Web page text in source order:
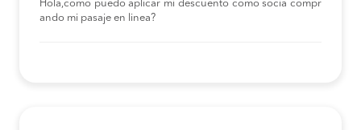
Hola,como puedo aplicar mi descuento como socia compr
ando mi pasaje en linea?